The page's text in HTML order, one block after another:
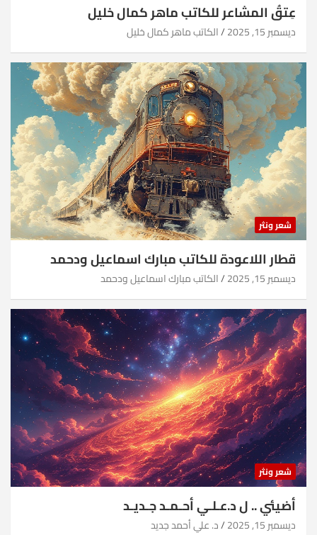
عِتقُ المشاعر للكاتب ماهر كمال خليل
ديسمبر 15, 2025 الكاتب ماهر كمال خليل
شعر ونثر
قطار اللاعودة للكاتب مبارك اسماعيل ودحمد
ديسمبر 15, 2025 الكاتب مبارك اسماعيل ودحمد
شعر ونثر
أضيئي .. ل د.عـلـي أحـمـد جـديـد
ديسمبر 15, 2025 د. علي أحمد جديد